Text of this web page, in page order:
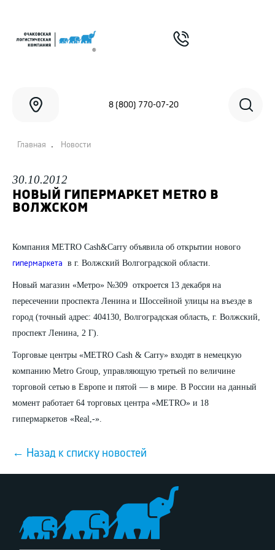
8 (800) 770-07-20
Главная . Новости
30.10.2012
НОВЫЙ ГИПЕРМАРКЕТ METRO В
ВОЛЖСКОМ
Компания METRO Cash&Carry объявила об открытии нового
гипермаркета в г. Волжский Волгоградской области.
Новый магазин «Метро» №309 откроется 13 декабря на
пересечении проспекта Ленина и Шоссейной улицы на въезде в
город (точный адрес: 404130, Волгоградская область, г. Волжский,
проспект Ленина, 2 Г).
Торговые центры «METRO Cash & Carry» входят в немецкую
компанию Metro Group, управляющую третьей по величине
торговой сетью в Европе и пятой — в мире. В России на данный
момент работает 64 торговых центра «METRO» и 18
гипермаркетов «Real,-».
← Назад к списку новостей